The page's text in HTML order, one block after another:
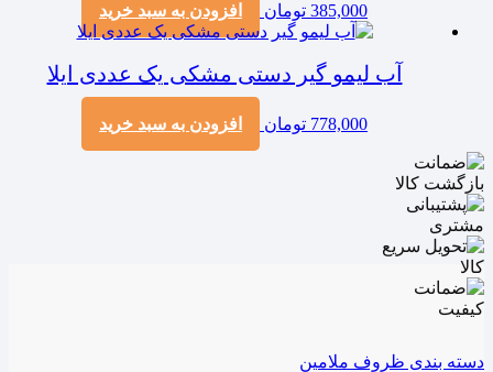
385,000 تومان افزودن به سبد خرید
آب لیمو گیر دستی مشکی یک عددی ایلا
778,000 تومان افزودن به سبد خرید
دسته بندی ظروف ملامین